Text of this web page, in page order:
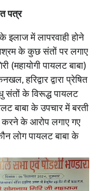
पत्र
इलाज में लापरवाही होने
के कुछ संतों पर लगाए
(महायोगी पायलट बाबा)
हरिद्वार द्वारा प्रेषित
संतों के विरूद्ध पायलट
बाबा के उपचार में बरती
करने के आरोप लगाए गए
लोग पायलट बाबा के